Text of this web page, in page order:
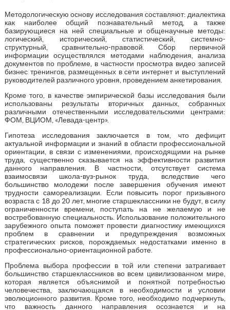
Методологическую основу исследования составляют: диалектика
как наиболее общий познавательный метод, а также
базирующиеся на ней специальные и общенаучные методы:
логический, исторический, статистический, системно-
структурный, сравнительно-правовой. Сбор первичной
информации осуществлялся методами наблюдения, анализа
документов по проблеме, в частности просмотра видео записей
бизнес тренингов, размещенных в сети интернет и выступлений
руководителей различного уровня, проведением анкетирования.
Кроме того, в качестве эмпирической базы исследования были
использованы результаты вторичных данных, собранных
различными отечественными исследовательскими центрами:
ФОМ, ВЦИОМ, «Левада-центр».
Гипотеза исследования заключается в том, что дефицит
актуальной информации и знаний в области профессиональной
ориентации, в связи с изменениями, происходящими на рынке
труда, существенно сказывается на эффективности развития
данного направления. В частности, отсутствует система
взаимосвязи школа-вуз-рынок труда, вследствие чего
большинство молодежи после завершения обучения имеют
трудности самореализации. Если повысить порог призывного
возраста с 18 до 20 лет, многие старшеклассники не будут, в силу
ограниченности времени, поступать на не желаемую и не
востребованную специальность. Использование положительного
зарубежного опыта поможет провести диагностику имеющихся
проблем в сравнении и предупреждения возможных
стратегических рисков, порождаемых недостатками именно в
профессионально-ориентационной работе.
Проблема выбора профессии в той или степени затрагивает
большинство старшеклассников во всем цивилизованном мире,
которая является объяснимой и понятной потребностью
человечества, заключающаяся в необходимости и условии
эволюционного развития. Кроме того, необходимо подчеркнуть,
что важность данного направления осознается и на